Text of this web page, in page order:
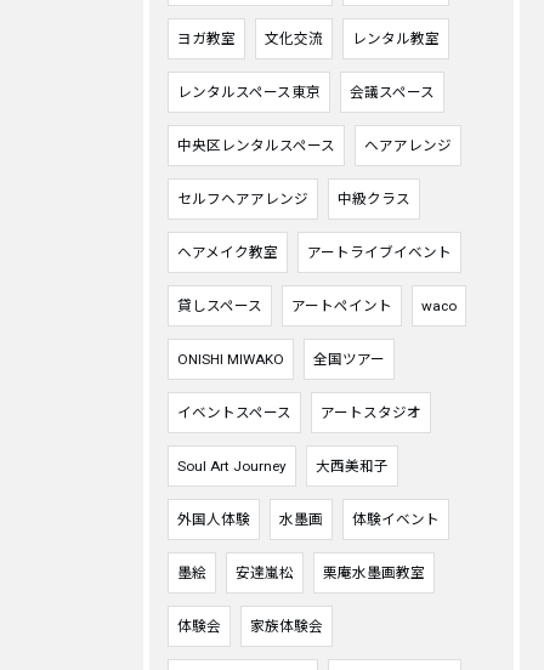
ヨガ教室 文化交流 レンタル教室
レンタルスペース東京 会議スペース
中央区レンタルスペース ヘアアレンジ
セルフヘアアレンジ 中級クラス
ヘアメイク教室 アートライブイベント
貸しスペース アートペイント waco
ONISHI MIWAKO 全国ツアー
イベントスペース アートスタジオ
Soul Art Journey 大西美和子
外国人体験 水墨画 体験イベント
墨絵 安達嵐松 栗庵水墨画教室
体験会 家族体験会